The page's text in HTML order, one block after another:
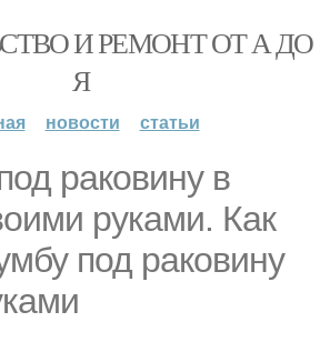
И РЕМОНТ ОТ А ДО
Я
новости статьи
раковину в
руками. Как
под раковину